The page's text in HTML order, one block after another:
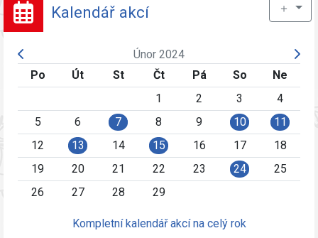
Kalendář akcí ＋
Únor 2024
Po
Út St Čt Pá So
Ne
1
2 3
4
5
6 7 8 9 10
11
12
13 14 15 16 17
18
19
20 21 22 23 24
25
26
27 28 29
Kompletní kalendář akcí na celý rok